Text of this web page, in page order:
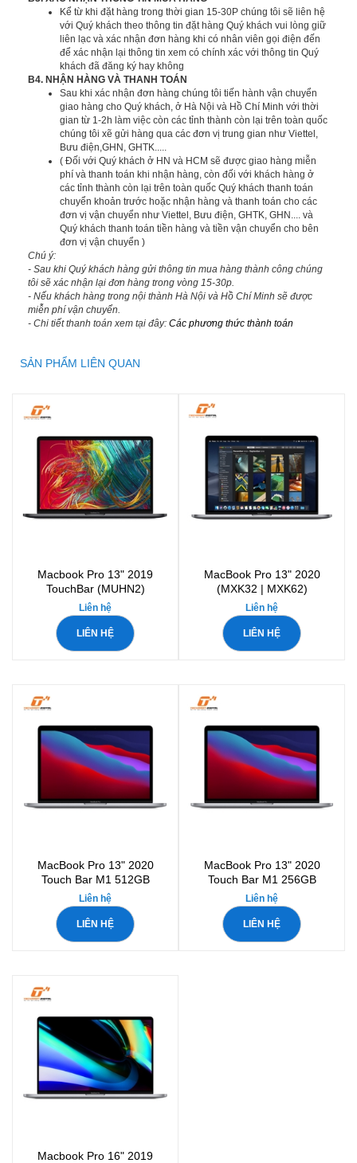
Kể từ khi đặt hàng trong thời gian 15-30P chúng tôi sẽ liên hệ
với Quý khách theo thông tin đặt hàng Quý khách vui lòng giữ
liên lạc và xác nhận đơn hàng khi có nhân viên gọi điện đến
để xác nhận lại thông tin xem có chính xác với thông tin Quý
khách đã đăng ký hay không
B4. NHẬN HÀNG VÀ THANH TOÁN
Sau khi xác nhận đơn hàng chúng tôi tiến hành vận chuyển
giao hàng cho Quý khách, ở Hà Nội và Hồ Chí Minh với thời
gian từ 1-2h làm việc còn các tỉnh thành còn lại trên toàn quốc
chúng tôi xẽ gửi hàng qua các đơn vị trung gian như Viettel,
Bưu điện,GHN, GHTK.....
( Đối với Quý khách ở HN và HCM sẽ được giao hàng miễn
phí và thanh toán khi nhận hàng, còn đối với khách hàng ở
các tỉnh thành còn lại trên toàn quốc Quý khách thanh toán
chuyển khoản trước hoặc nhận hàng và thanh toán cho các
đơn vị vận chuyển như Viettel, Bưu điện, GHTK, GHN.... và
Quý khách thanh toán tiền hàng và tiền vận chuyển cho bên
đơn vị vận chuyển )
Chú ý:
- Sau khi Quý khách hàng gửi thông tin mua hàng thành công chúng
tôi sẽ xác nhận lại đơn hàng trong vòng 15-30p.
- Nếu khách hàng trong nội thành Hà Nội và Hồ Chí Minh sẽ được
miễn phí vận chuyển.
- Chi tiết thanh toán xem tại đây: Các phương thức thành toán
SẢN PHẨM LIÊN QUAN
Macbook Pro 13" 2019
TouchBar (MUHN2)
Liên hệ
LIÊN HỆ
MacBook Pro 13" 2020
(MXK32 | MXK62)
Liên hệ
LIÊN HỆ
MacBook Pro 13" 2020
Touch Bar M1 512GB
Liên hệ
LIÊN HỆ
MacBook Pro 13" 2020
Touch Bar M1 256GB
Liên hệ
LIÊN HỆ
Macbook Pro 16" 2019